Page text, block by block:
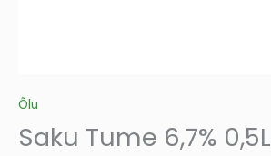
Õlu
Saku Tume 6,7% 0,5L